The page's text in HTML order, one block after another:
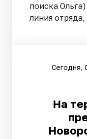
поиска
линия
Сегодня,
На